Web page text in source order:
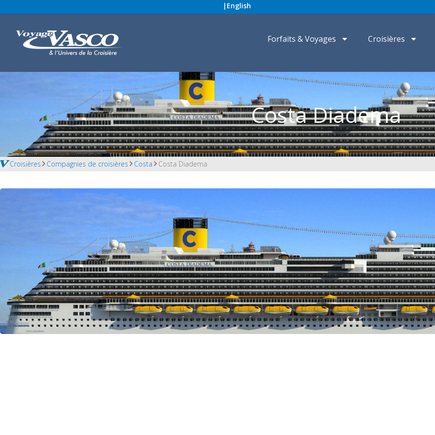
| English
Forfaits & Voyages Croisières
Costa Diadema
Croisières Compagnies de croisières Costa Costa Diadema